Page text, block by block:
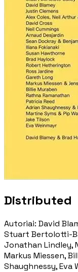
Distributed
Autoriai: David
Stuart Bertolotti-
Jonathan Lindley,
Markus Miessen,
Shaughnessy, Eva